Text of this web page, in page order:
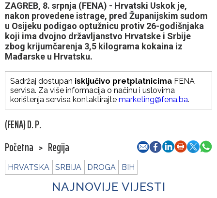
ZAGREB, 8. srpnja (FENA) - Hrvatski Uskok je,
nakon provedene istrage, pred Županijskim sudom
u Osijeku podigao optužnicu protiv 26-godišnjaka
koji ima dvojno državljanstvo Hrvatske i Srbije
zbog krijumčarenja 3,5 kilograma kokaina iz
Mađarske u Hrvatsku.
Sadržaj dostupan isključivo pretplatnicima FENA
servisa. Za više informacija o načinu i uslovima
korištenja servisa kontaktirajte marketing@fena.ba.
(FENA) D. P.
Početna > Regija
HRVATSKA SRBIJA DROGA BIH
NAJNOVIJE VIJESTI